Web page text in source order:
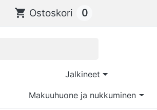
shopping_cart Ostoskori 0
Jalkineet
Makuuhuone ja nukkuminen